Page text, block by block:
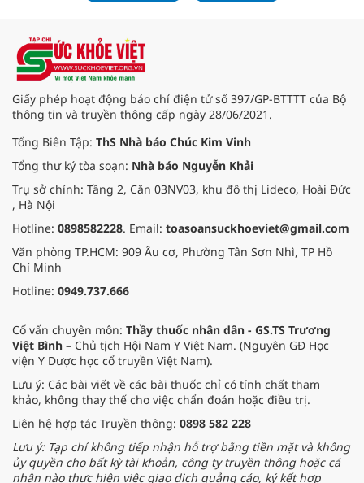
Giấy phép hoạt động báo chí điện tử số 397/GP-BTTTT của Bộ
thông tin và truyền thông cấp ngày 28/06/2021.
Tổng Biên Tập: ThS Nhà báo Chúc Kim Vinh
Tổng thư ký tòa soạn: Nhà báo Nguyễn Khải
Trụ sở chính: Tầng 2, Căn 03NV03, khu đô thị Lideco, Hoài Đức
, Hà Nội
Hotline: 0898582228. Email: toasoansuckhoeviet@gmail.com
Văn phòng TP.HCM: 909 Âu cơ, Phường Tân Sơn Nhì, TP Hồ
Chí Minh
Hotline: 0949.737.666
Cố vấn chuyên môn: Thầy thuốc nhân dân - GS.TS Trương
Việt Bình – Chủ tịch Hội Nam Y Việt Nam. (Nguyên GĐ Học
viện Y Dược học cổ truyền Việt Nam).
Lưu ý: Các bài viết về các bài thuốc chỉ có tính chất tham
khảo, không thay thế cho việc chẩn đoán hoặc điều trị.
Liên hệ hợp tác Truyền thông: 0898 582 228
Lưu ý: Tạp chí không tiếp nhận hỗ trợ bằng tiền mặt và không
ủy quyền cho bất kỳ tài khoản, công ty truyền thông hoặc cá
nhân nào thực hiện việc giao dịch quảng cáo, ký kết hợp